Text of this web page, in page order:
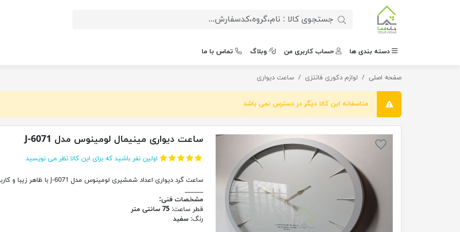
دسته بندی ها حساب کاربری من وبلاگ تماس با ما
صفحه اصلی لوازم دکوری فانتزی ساعت دیواریساعت دیواری مینیمال لومینوس مدل J-6071
متاسفانه این کالا دیگر در دسترس نمی باشد
ساعت دیواری مینیمال لومینوس مدل J-6071
اولین نفر باشید که برای این کالا نظر می نویسید
ساعت گرد دیواری اعداد شمشیری لومینوس مدل J-6071 با ظاهر زیبا و کاربر پسند
______
مشخصات فنی:
قطر ساعت: 75 سانتی متر
رنگ: سفید